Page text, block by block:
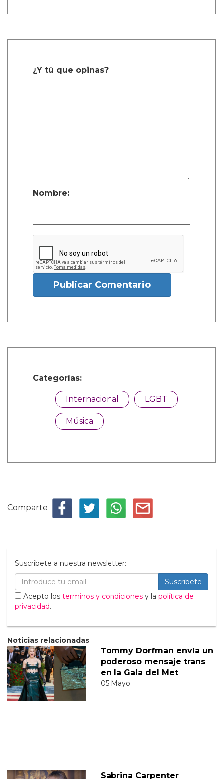
¿Y tú que opinas?
Nombre:
Publicar Comentario
Categorías:
Internacional LGBT
Música
Comparte
Suscribete a nuestra newsletter:
Suscribete
Acepto los terminos y condiciones y la política de
privacidad.
Noticias relacionadas
Tommy Dorfman envía un
poderoso mensaje trans
en la Gala del Met
05 Mayo
Sabrina Carpenter